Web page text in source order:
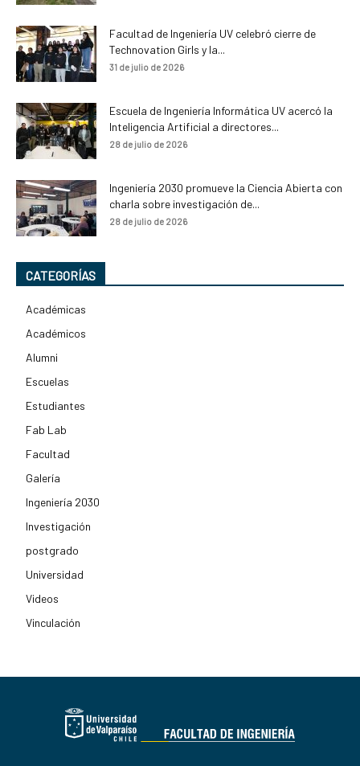
Facultad de Ingeniería UV celebró cierre de
Technovation Girls y la...
31 de julio de 2026
Escuela de Ingeniería Informática UV acercó la
Inteligencia Artificial a directores...
28 de julio de 2026
Ingeniería 2030 promueve la Ciencia Abierta con
charla sobre investigación de...
28 de julio de 2026
CATEGORÍAS
Académicas
Académicos
Alumni
Escuelas
Estudiantes
Fab Lab
Facultad
Galería
Ingeniería 2030
Investigación
postgrado
Universidad
Videos
Vinculación